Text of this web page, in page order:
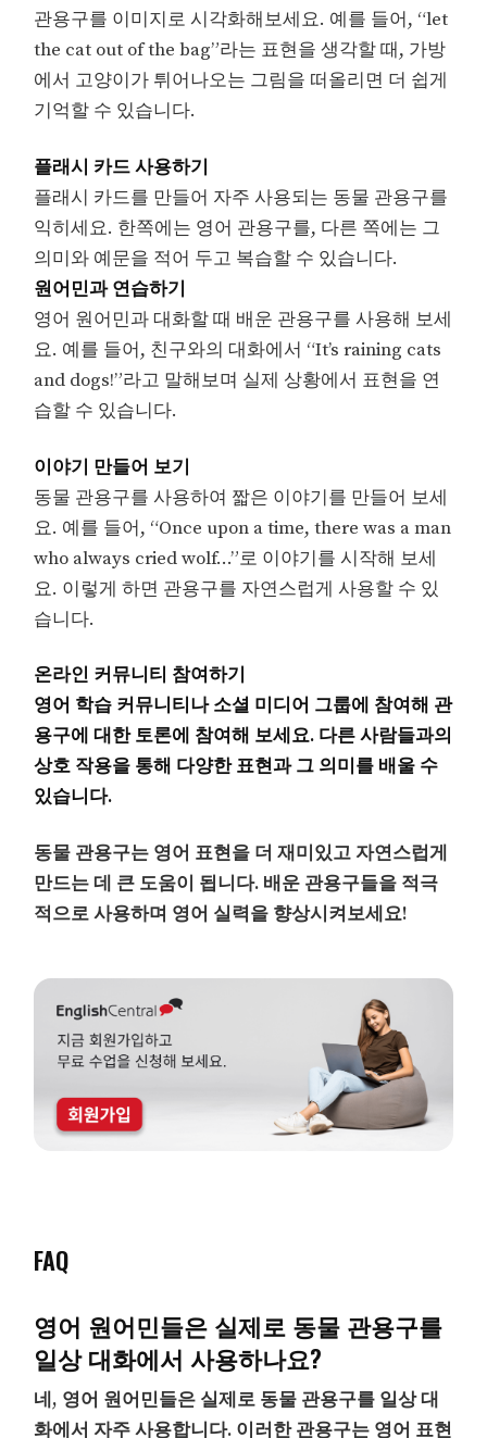
관용구를 이미지로 시각화해보세요. 예를 들어, “let
the cat out of the bag”라는 표현을 생각할 때, 가방
에서 고양이가 튀어나오는 그림을 떠올리면 더 쉽게
기억할 수 있습니다.
플래시 카드 사용하기
플래시 카드를 만들어 자주 사용되는 동물 관용구를
익히세요. 한쪽에는 영어 관용구를, 다른 쪽에는 그
의미와 예문을 적어 두고 복습할 수 있습니다.
원어민과 연습하기
영어 원어민과 대화할 때 배운 관용구를 사용해 보세
요. 예를 들어, 친구와의 대화에서 “It’s raining cats
and dogs!”라고 말해보며 실제 상황에서 표현을 연
습할 수 있습니다.
이야기 만들어 보기
동물 관용구를 사용하여 짧은 이야기를 만들어 보세
요. 예를 들어, “Once upon a time, there was a man
who always cried wolf…”로 이야기를 시작해 보세
요. 이렇게 하면 관용구를 자연스럽게 사용할 수 있
습니다.
온라인 커뮤니티 참여하기
영어 학습 커뮤니티나 소셜 미디어 그룹에 참여해 관
용구에 대한 토론에 참여해 보세요. 다른 사람들과의
상호 작용을 통해 다양한 표현과 그 의미를 배울 수
있습니다.
동물 관용구는 영어 표현을 더 재미있고 자연스럽게
만드는 데 큰 도움이 됩니다. 배운 관용구들을 적극
적으로 사용하며 영어 실력을 향상시켜보세요!
FAQ
영어 원어민들은 실제로 동물 관용구를
일상 대화에서 사용하나요?
네, 영어 원어민들은 실제로 동물 관용구를 일상 대
화에서 자주 사용합니다. 이러한 관용구는 영어 표현